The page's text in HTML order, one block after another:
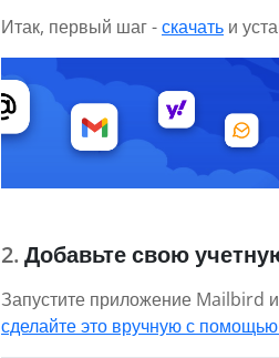
Итак, первый шаг -скачать и
Добавьте свою
Запустите приложение Mailbird
сделайте это вручную с помощью